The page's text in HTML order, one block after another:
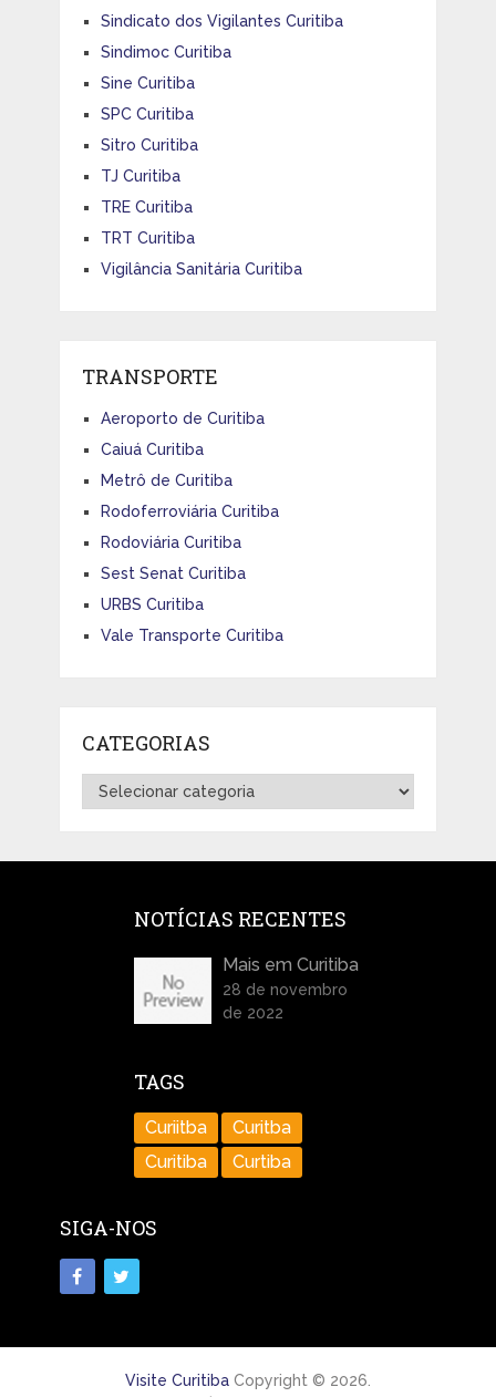
Sindicato dos Vigilantes Curitiba
Sindimoc Curitiba
Sine Curitiba
SPC Curitiba
Sitro Curitiba
TJ Curitiba
TRE Curitiba
TRT Curitiba
Vigilância Sanitária Curitiba
TRANSPORTE
Aeroporto de Curitiba
Caiuá Curitiba
Metrô de Curitiba
Rodoferroviária Curitiba
Rodoviária Curitiba
Sest Senat Curitiba
URBS Curitiba
Vale Transporte Curitiba
CATEGORIAS
Categorias
NOTÍCIAS RECENTES
Mais em Curitiba
28 de novembro
de 2022
TAGS
Curiitba
Curitba
Curitiba
Curtiba
SIGA-NOS
Visite CuritibaCopyright © 2026.